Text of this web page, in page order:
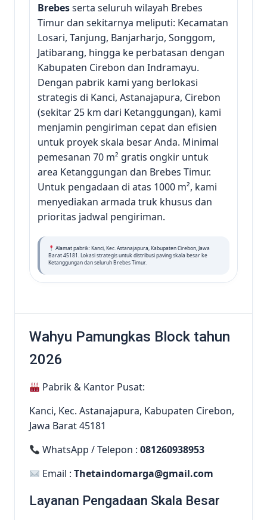
Brebesserta seluruh wilayah Brebes
Timur dan sekitarnya meliputi: Kecamatan
Losari, Tanjung, Banjarharjo, Songgom,
Jatibarang, hingga ke perbatasan dengan
Kabupaten Cirebon dan Indramayu.
Dengan pabrik kami yang berlokasi
strategis di Kanci, Astanajapura, Cirebon
(sekitar 25 km dari Ketanggungan), kami
menjamin pengiriman cepat dan efisien
untuk proyek skala besar Anda. Minimal
pemesanan 70 m² gratis ongkir untuk
area Ketanggungan dan Brebes Timur.
Untuk pengadaan di atas 1000 m², kami
menyediakan armada truk khusus dan
prioritas jadwal pengiriman.
Alamat pabrik: Kanci, Kec. Astanajapura, Kabupaten Cirebon, Jawa
Barat 45181. Lokasi strategis untuk distribusi paving skala besar ke
Ketanggungan dan seluruh Brebes Timur.
Wahyu Pamungkas Block tahun
2026
Pabrik & Kantor Pusat:
Kanci, Kec. Astanajapura, Kabupaten Cirebon,
Jawa Barat 45181
WhatsApp / Telepon :081260938953
Email :Thetaindomarga@gmail.com
Layanan Pengadaan Skala Besar